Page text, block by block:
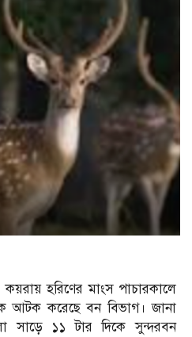
হরিণের মাংস পাচারকালে
আটক করেছে বন বিভাগ। জানা
সাড়ে ১১ টার দিকে সুন্দরবন